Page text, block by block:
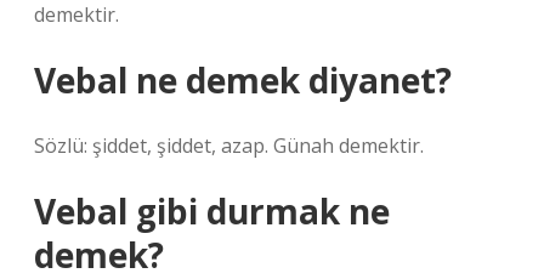
demektir.
Vebal ne demek diyanet?
Sözlü: şiddet, şiddet, azap. Günah demektir.
Vebal gibi durmak ne
demek?